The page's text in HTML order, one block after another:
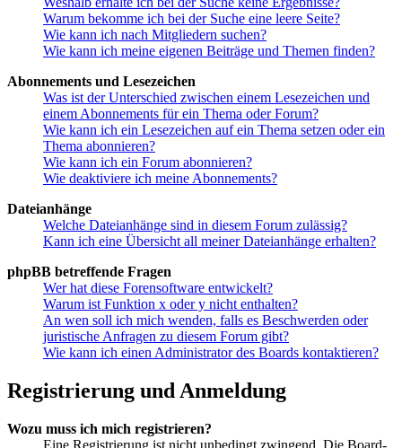
Warum bekomme ich bei der Suche eine leere Seite?
Wie kann ich nach Mitgliedern suchen?
Wie kann ich meine eigenen Beiträge und Themen finden?
Abonnements und Lesezeichen
Was ist der Unterschied zwischen einem Lesezeichen und
einem Abonnements für ein Thema oder Forum?
Wie kann ich ein Lesezeichen auf ein Thema setzen oder ein
Thema abonnieren?
Wie kann ich ein Forum abonnieren?
Wie deaktiviere ich meine Abonnements?
Dateianhänge
Welche Dateianhänge sind in diesem Forum zulässig?
Kann ich eine Übersicht all meiner Dateianhänge erhalten?
phpBB betreffende Fragen
Wer hat diese Forensoftware entwickelt?
Warum ist Funktion x oder y nicht enthalten?
An wen soll ich mich wenden, falls es Beschwerden oder
juristische Anfragen zu diesem Forum gibt?
Wie kann ich einen Administrator des Boards kontaktieren?
Registrierung und Anmeldung
Wozu muss ich mich registrieren?
Eine Registrierung ist nicht unbedingt zwingend. Die Board-